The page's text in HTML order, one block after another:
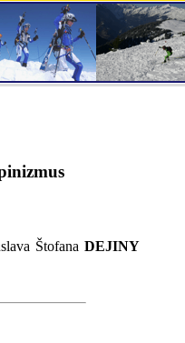
Štofana DEJINY